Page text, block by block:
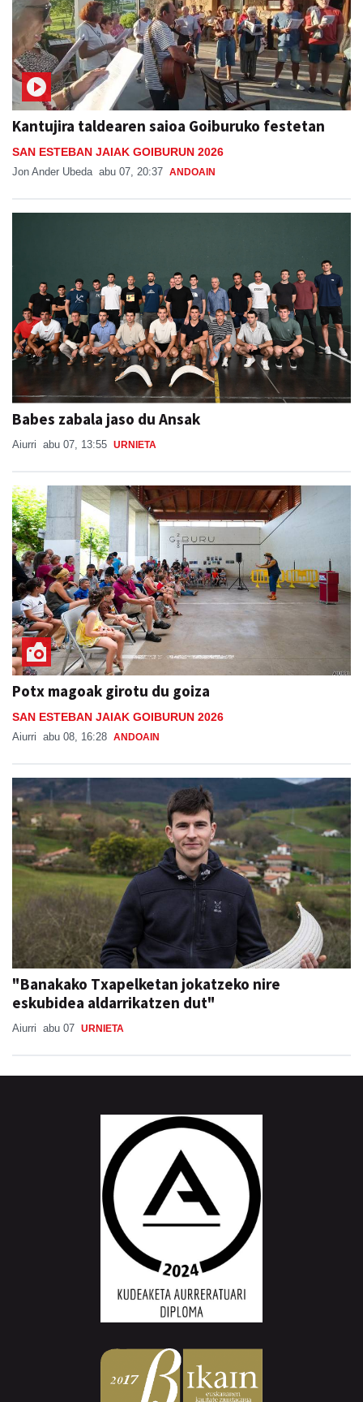
Kantujira taldearen saioa Goiburuko festetan
SAN ESTEBAN JAIAK GOIBURUN 2026
Jon Ander Ubeda abu 07, 20:37 ANDOAIN
Babes zabala jaso du Ansak
Aiurri abu 07, 13:55 URNIETA
Potx magoak girotu du goiza
SAN ESTEBAN JAIAK GOIBURUN 2026
Aiurri abu 08, 16:28 ANDOAIN
"Banakako Txapelketan jokatzeko nire
eskubidea aldarrikatzen dut"
Aiurri abu 07 URNIETA